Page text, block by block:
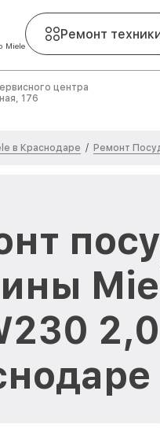
Miele
Ремонт
центра
176
в Краснодаре / Ремонт